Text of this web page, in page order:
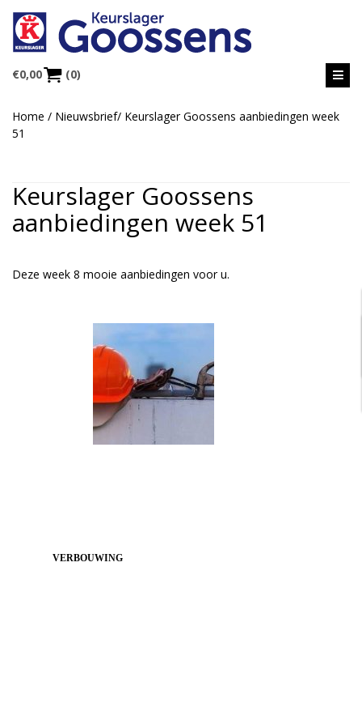
€0,00 (0)
Home / Nieuwsbrief/ Keurslager Goossens aanbiedingen week
51
Keurslager Goossens
aanbiedingen week 51
Deze week 8 mooie aanbiedingen voor u.
VERBOUWING